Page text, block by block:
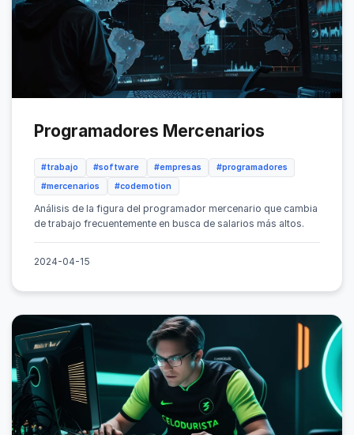
Programadores Mercenarios
#trabajo #software #empresas
#programadores
#mercenarios
#codemotion
Análisis de la figura del programador mercenario que cambia
de trabajo frecuentemente en busca de salarios más altos.
2024-04-15